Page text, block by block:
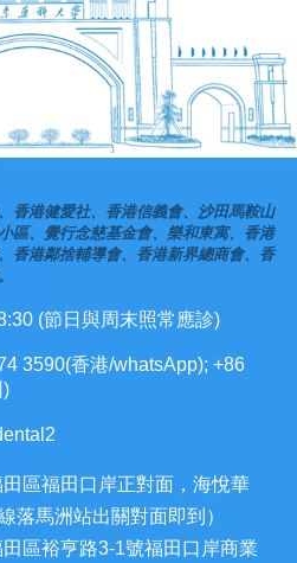
香港健愛社、香港信義會、沙田馬鞍山
區、覺行念慈基金會、樂和東寓、香港
香港鄰捨輔導會、香港新界總商會、香
(節日與周末照常應診)
3590(香港/whatsApp); +86
)
區福田口岸正對面，海悅華
落馬洲站出關對面即到）
區裕亨路3-1號福田口岸商業